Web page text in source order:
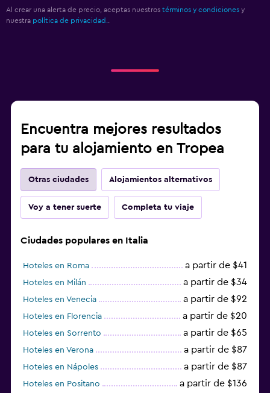
Al crear una alerta de precio, aceptas nuestros términos y condiciones y
nuestra política de privacidad.
Encuentra mejores resultados
para tu alojamiento en Tropea
Otras ciudades Alojamientos alternativos
Voy a tener suerte Completa tu viaje
Ciudades populares en Italia
Hoteles en Roma a partir de $41
Hoteles en Milán a partir de $34
Hoteles en Venecia a partir de $92
Hoteles en Florencia a partir de $20
Hoteles en Sorrento a partir de $65
Hoteles en Verona a partir de $87
Hoteles en Nápoles a partir de $87
Hoteles en Positano a partir de $136